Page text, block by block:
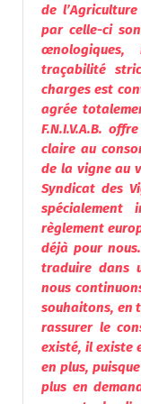
de
par celle-ci
œnologiques,
traçabilité
charges est
agrée
F.N.I.V.A.B.
claire au
de la vigne au
Syndicat des
règlement
déjà pour
traduire dans
nous
souhaitons, en
rassurer le
existé, il existe
en plus,
plus en